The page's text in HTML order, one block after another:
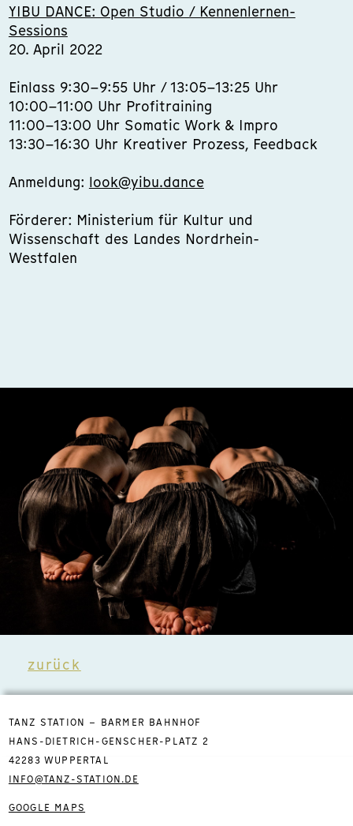
YIBU DANCE: Open Studio / Kennenlernen-
Sessions
20. April 2022
Einlass 9:30–9:55 Uhr / 13:05–13:25 Uhr
10:00–11:00 Uhr Profitraining
11:00–13:00 Uhr Somatic Work & Impro
13:30–16:30 Uhr Kreativer Prozess, Feedback
Anmeldung: look@yibu.dance
Förderer: Ministerium für Kultur und
Wissenschaft des Landes Nordrhein-
Westfalen
zurück
TANZ STATION – BARMER BAHNHOF
HANS-DIETRICH-GENSCHER-PLATZ 2
42283 WUPPERTAL
INFO@TANZ-STATION.DE
GOOGLE MAPS